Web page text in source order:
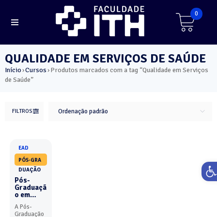
0
QUALIDADE EM SERVIÇOS DE SAÚDE
Início›Cursos›Produtos marcados com a tag “Qualidade em Serviços
de Saúde”
FILTROS Ordenação padrão
PÓS-GRA
DUAÇÃO
EAD
Pós-
Graduaçã
o em
Seguranç
a do
A Pós-
Graduação